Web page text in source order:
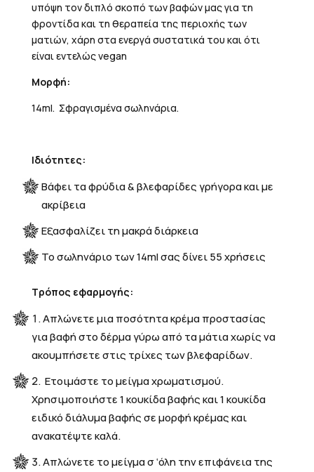
υπόψη τον διπλό σκοπό των βαφών μας για τη
φροντίδα και τη θεραπεία της περιοχής των
ματιών, χάρη στα ενεργά συστατικά του και ότι
είναι εντελώς vegan
Μορφή:
14ml. Σφραγισμένα σωληνάρια.
Ιδιότητες:
Βάφει τα φρύδια & βλεφαρίδες γρήγορα και με
ακρίβεια
Εξασφαλίζει τη μακρά διάρκεια
Το σωληνάριο των 14ml σας δίνει 55 χρήσεις
Τρόπος εφαρμογής:
Απλώνετε μια ποσότητα κρέμα προστασίας
για βαφή στο δέρμα γύρω από τα μάτια χωρίς να
ακουμπήσετε στις τρίχες των βλεφαρίδων.
Ετοιμάστε το μείγμα χρωματισμού.
Χρησιμοποιήστε 1 κουκίδα βαφής και 1 κουκίδα
ειδικό διάλυμα βαφής σε μορφή κρέμας και
ανακατέψτε καλά.
Απλώνετε το μείγμα σ ‘όλη την επιφάνεια της